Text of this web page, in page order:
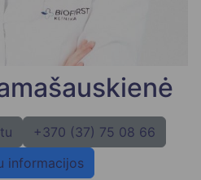
+370 (37) 75 08 66
informacijos